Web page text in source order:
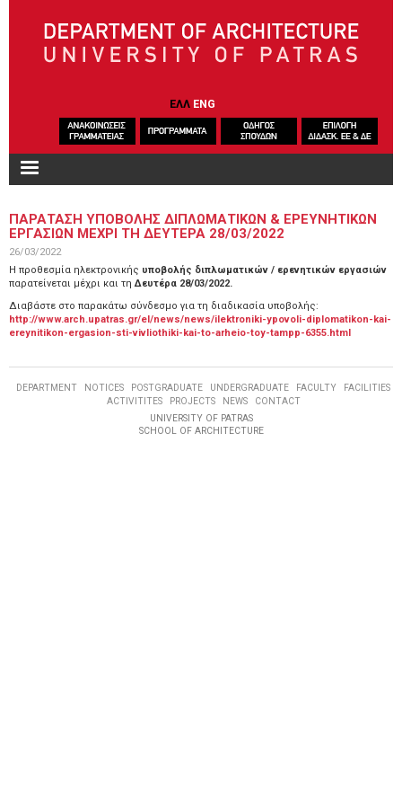
ΕΛΛ ENG
ΠΑΡΑΤΑΣΗ ΥΠΟΒΟΛΗΣ ΔΙΠΛΩΜΑΤΙΚΩΝ & ΕΡΕΥΝΗΤΙΚΩΝ
ΕΡΓΑΣΙΩΝ ΜΕΧΡΙ ΤΗ ΔΕΥΤΕΡΑ 28/03/2022
26/03/2022
Η προθεσμία ηλεκτρονικής υποβολής διπλωματικών / ερενητικών εργασιών
παρατείνεται μέχρι και τη Δευτέρα 28/03/2022.
Διαβάστε στο παρακάτω σύνδεσμο για τη διαδικασία υποβολής:
http://www.arch.upatras.gr/el/news/news/ilektroniki-ypovoli-diplomatikon-kai-
ereynitikon-ergasion-sti-vivliothiki-kai-to-arheio-toy-tampp-6355.html
DEPARTMENT NOTICES POSTGRADUATE UNDERGRADUATE FACULTY
FACILITIES
ACTIVITITES
PROJECTS NEWS
CONTACT
UNIVERSITY OF PATRAS
SCHOOL OF ARCHITECTURE